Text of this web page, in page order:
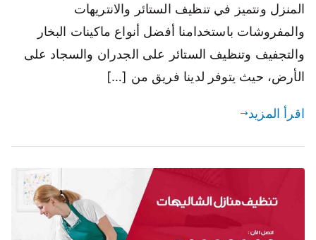
المنزل ونتميز في تنظيف الستائر والانتريهات
والمفروشات باستخدامنا أفضل أنواع ماكينات البخار
والتجفيف وتنظيف الستائر على الجدران والسجاد على
الأرض، حيث يتوفر لدينا فريق من […]
اقرأ المزيد